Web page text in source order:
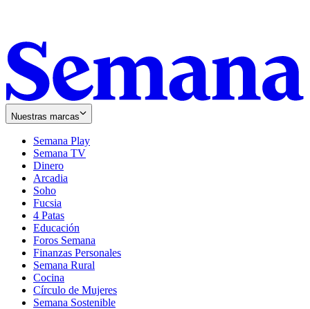
Nuestras marcas
Semana Play
Semana TV
Dinero
Arcadia
Soho
in
new
window
Fucsia
in
new
window
4 Patas
Educación
Foros Semana
Finanzas Personales
Semana Rural
Cocina
Círculo de Mujeres
Semana Sostenible